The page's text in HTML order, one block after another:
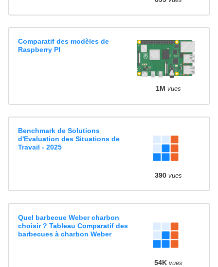
Comparatif des modèles de
Raspberry PI
1M vues
Benchmark de Solutions
d'Evaluation des Situations de
Travail - 2025
390 vues
Quel barbecue Weber charbon
choisir ? Tableau Comparatif des
barbecues à charbon Weber
54K vues